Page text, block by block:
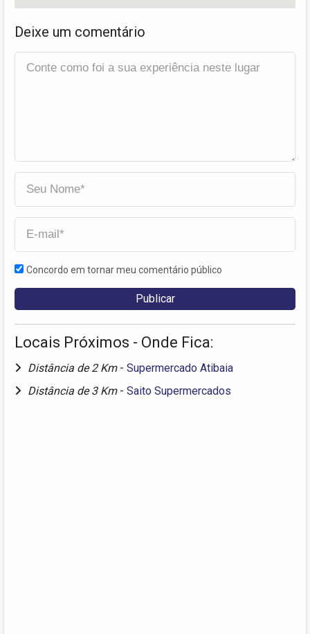
Deixe um comentário
Concordo em tornar meu comentário público
Locais Próximos - Onde Fica:
Distância de 2 Km - Supermercado Atibaia
Distância de 3 Km - Saito Supermercados